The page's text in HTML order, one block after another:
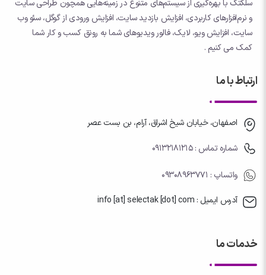
سلکتک با بهره‌گیری از سیستم‌های متنوع در زمینه‌هایی همچون طراحی سایت
و نرم‌افزارهای کاربردی، افزایش بازدید سایت، افزایش ورودی از گوگل، سئو وب
سایت، افزایش ویو، لایک، فالور ویدیوهای شما به رونق کسب و کار شما
کمک می کنیم .
ارتباط با ما
اصفهان، خیابان شیخ اشراق، آرام، بن بست عصر
شماره تماس : 09132181215
واتساپ : 09308963771
آدرس ایمیل : info [at] selectak [dot] com
خدمات ما